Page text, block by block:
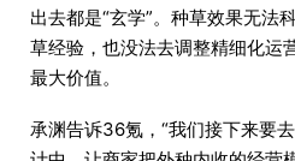
出去都是“玄学”。种草效果无法
草经验，也没法去调整精细化运
最大价值。
承渊告诉36氪，“我们接下来要